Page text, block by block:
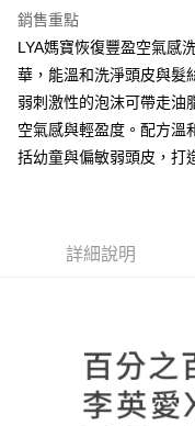
ATM付款
運送方式
全家取貨付款
每筆NT$75，滿
7-11取貨付款
每筆NT$75，滿
銷售重點
LYA媽寶恢復豐盈空氣感
華，能溫和洗淨頭皮與髮
弱刺激性的泡沫可帶走油
空氣感與輕盈度。配方溫
括幼童與偏敏弱頭皮，打
詳細說明